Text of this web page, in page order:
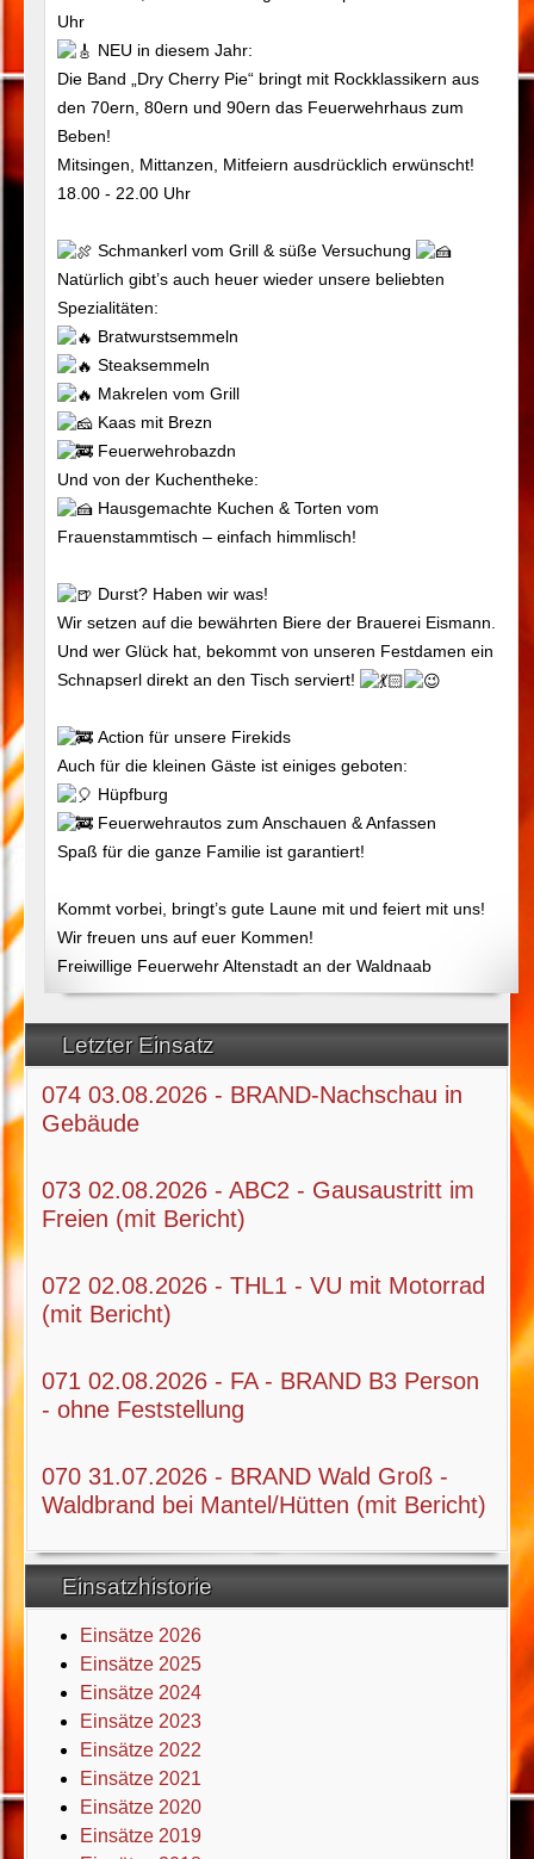
Letzter Einsatz
074 03.08.2026 - BRAND-Nachschau in
Gebäude
073 02.08.2026 - ABC2 - Gausaustritt im
Freien (mit Bericht)
072 02.08.2026 - THL1 - VU mit Motorrad
(mit Bericht)
071 02.08.2026 - FA - BRAND B3 Person
- ohne Feststellung
070 31.07.2026 - BRAND Wald Groß -
Waldbrand bei Mantel/Hütten (mit Bericht)
Einsatzhistorie
Einsätze 2026
Einsätze 2025
Einsätze 2024
Einsätze 2023
Einsätze 2022
Einsätze 2021
Einsätze 2020
Einsätze 2019
Uhr
NEU in diesem Jahr:
Die Band „Dry Cherry Pie“ bringt mit Rockklassikern aus
den 70ern, 80ern und 90ern das Feuerwehrhaus zum
Beben!
Mitsingen, Mittanzen, Mitfeiern ausdrücklich erwünscht!
18.00 - 22.00 Uhr
Schmankerl vom Grill & süße Versuchung
Natürlich gibt’s auch heuer wieder unsere beliebten
Spezialitäten:
Bratwurstsemmeln
Steaksemmeln
Makrelen vom Grill
Kaas mit Brezn
Feuerwehrobazdn
Und von der Kuchentheke:
Hausgemachte Kuchen & Torten vom
Frauenstammtisch – einfach himmlisch!
Durst? Haben wir was!
Wir setzen auf die bewährten Biere der Brauerei Eismann.
Und wer Glück hat, bekommt von unseren Festdamen ein
Schnapserl direkt an den Tisch serviert!
Action für unsere Firekids
Auch für die kleinen Gäste ist einiges geboten:
Hüpfburg
Feuerwehrautos zum Anschauen & Anfassen
Spaß für die ganze Familie ist garantiert!
Kommt vorbei, bringt’s gute Laune mit und feiert mit uns!
Wir freuen uns auf euer Kommen!
Freiwillige Feuerwehr Altenstadt an der Waldnaab